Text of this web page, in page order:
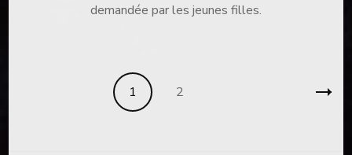
demandée par les jeunes filles.
Pagination
Page
1 Page
2